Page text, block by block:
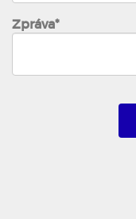
Zpráva*